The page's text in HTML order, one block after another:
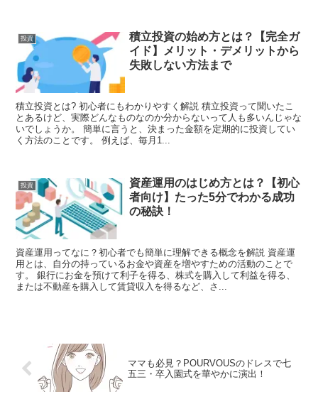
投資
積立投資の始め方とは？【完全ガ
イド】メリット・デメリットから
失敗しない方法まで
積立投資とは? 初心者にもわかりやすく解説 積立投資って聞いたこ
とあるけど、実際どんなものなのか分からないって人も多いんじゃな
いでしょうか。 簡単に言うと、決まった金額を定期的に投資してい
く方法のことです。 例えば、毎月1...
投資
資産運用のはじめ方とは？【初心
者向け】たった5分でわかる成功
の秘訣！
資産運用ってなに？初心者でも簡単に理解できる概念を解説 資産運
用とは、自分の持っているお金や資産を増やすための活動のことで
す。 銀行にお金を預けて利子を得る、株式を購入して利益を得る、
または不動産を購入して賃貸収入を得るなど、さ...
ママも必見？POURVOUSのドレスで七
五三・卒入園式を華やかに演出！